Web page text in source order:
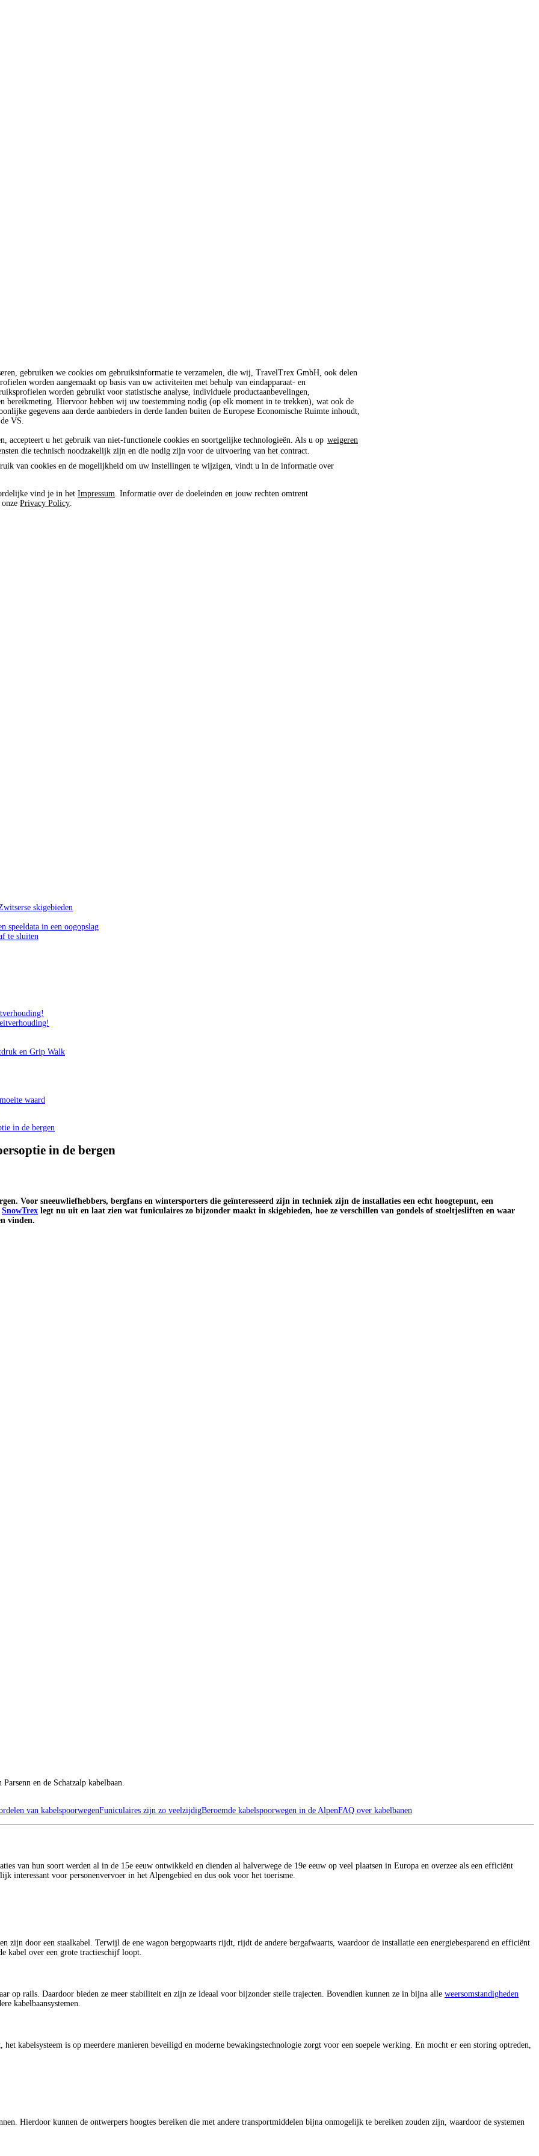
gebruiken we cookies om gebruiksinformatie te verzamelen, die wij, TravelTrex GmbH, ook delen
worden aangemaakt op basis van uw activiteiten met behulp van eindapparaat- en
worden gebruikt voor statistische analyse, individuele productaanbevelingen,
bereikmeting. Hiervoor hebben wij uw toestemming nodig (op elk moment in te trekken), wat ook de
gegevens aan derde aanbieders in derde landen buiten de Europese Economische Ruimte inhoudt,
VS.
accepteert u het gebruik van niet-functionele cookies en soortgelijke technologieën. Als u op weigeren
die technisch noodzakelijk zijn en die nodig zijn voor de uitvoering van het contract.
van cookies en de mogelijkheid om uw instellingen te wijzigen, vindt u in de informatie over
vind je in het Impressum . Informatie over de doeleinden en jouw rechten omtrent
Privacy Policy
skigebieden
speeldata in een oogopslag
te sluiten
en Grip Walk
waard
in de bergen
in de bergen
Voor sneeuwliefhebbers, bergfans en wintersporters die geïnteresseerd zijn in techniek zijn de installaties een echt hoogtepunt, een
SnowTrex legt nu uit en laat zien wat funiculaires zo bijzonder maakt in skigebieden, hoe ze verschillen van gondels of stoeltjesliften en waar
vinden.
en de Schatzalp kabelbaan.
van kabelspoorwegenFuniculaires zijn zo veelzijdigBeroemde kabelspoorwegen in de AlpenFAQ over kabelbanen
van hun soort werden al in de 15e eeuw ontwikkeld en dienden al halverwege de 19e eeuw op veel plaatsen in Europa en overzee als een efficiënt
interessant voor personenvervoer in het Alpengebied en dus ook voor het toerisme.
zijn door een staalkabel. Terwijl de ene wagon bergopwaarts rijdt, rijdt de andere bergafwaarts, waardoor de installatie een energiebesparend en efficiënt
kabel over een grote tractieschijf loopt.
op rails. Daardoor bieden ze meer stabiliteit en zijn ze ideaal voor bijzonder steile trajecten. Bovendien kunnen ze in bijna alle weersomstandigheden
kabelbaansystemen.
kabelsysteem is op meerdere manieren beveiligd en moderne bewakingstechnologie zorgt voor een soepele werking. En mocht er een storing optreden,
Hierdoor kunnen de ontwerpers hoogtes bereiken die met andere transportmiddelen bijna onmogelijk te bereiken zouden zijn, waardoor de systemen